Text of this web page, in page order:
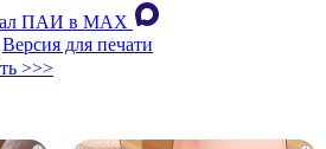
ПАИ в MAХ
Версия для печати
>>>